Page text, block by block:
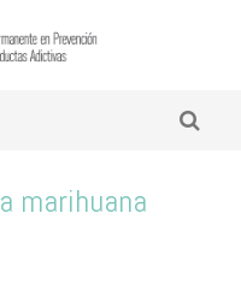
marihuana